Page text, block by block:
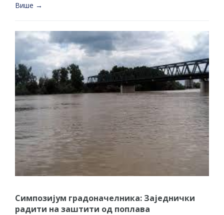
Више →
Симпозијум градоначелника: Заједнички
радити на заштити од поплава